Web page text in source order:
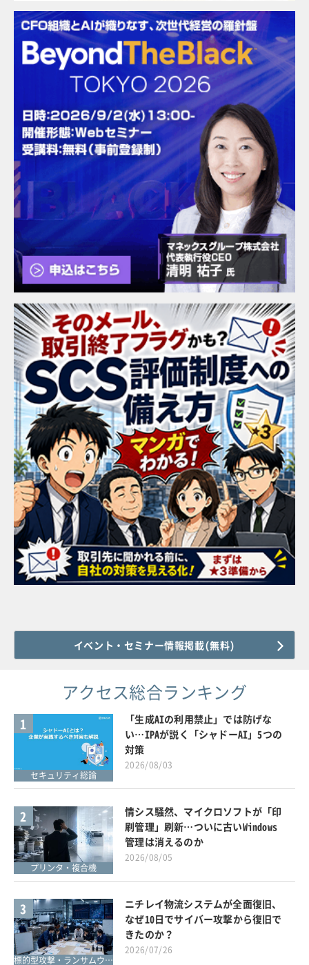
イベント・セミナー情報掲載(無料)
アクセス総合ランキング
1
セキュリティ総論
「生成AIの利用禁止」では防げな
い…IPAが説く「シャドーAI」5つの
対策
2026/08/03
2
プリンタ・複合機
情シス騒然、マイクロソフトが「印
刷管理」刷新…ついに古いWindows
管理は消えるのか
2026/08/05
3
標的型攻撃・ランサムウェア対策
ニチレイ物流システムが全面復旧、
なぜ10日でサイバー攻撃から復旧で
きたのか？
2026/07/26